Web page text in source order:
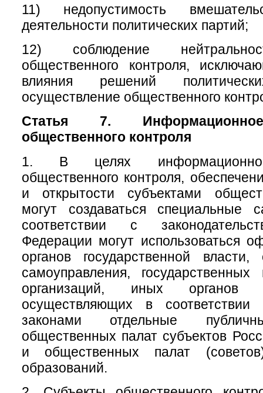
11) недопустимость
деятельности политических партий;
12) соблюдение
общественного контроля,
влияния решений
осуществление общественного
Статья 7.
общественного контроля
1. В целях
общественного контроля,
и открытости субъектами
могут создаваться
соответствии с
Федерации могут использоваться
органов государственной власти,
самоуправления,
организаций, иных органов
осуществляющих в
законами отдельные
общественных палат субъектов
и общественных палат
образований.